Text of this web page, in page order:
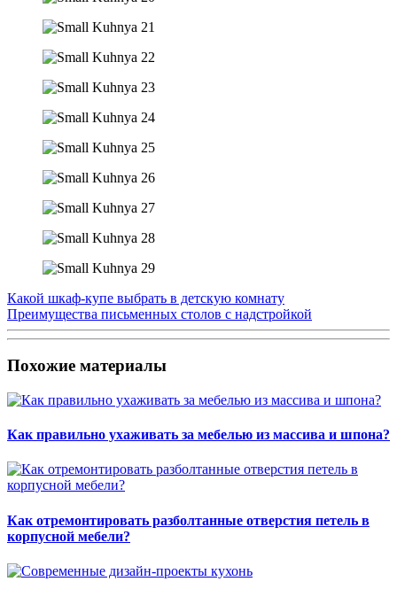
Какой шкаф-купе выбрать в детскую комнату
Преимущества письменных столов с надстройкой
Похожие материалы
Как правильно ухаживать за мебелью из массива и шпона?
Как отремонтировать разболтанные отверстия петель в
корпусной мебели?